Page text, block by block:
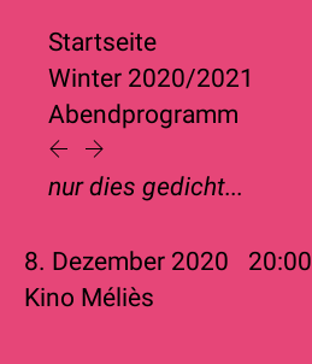
Startseite
Winter 2020/2021
Abendprogramm
nur dies gedicht...
8. Dezember 2020 20:00
Kino Méliès